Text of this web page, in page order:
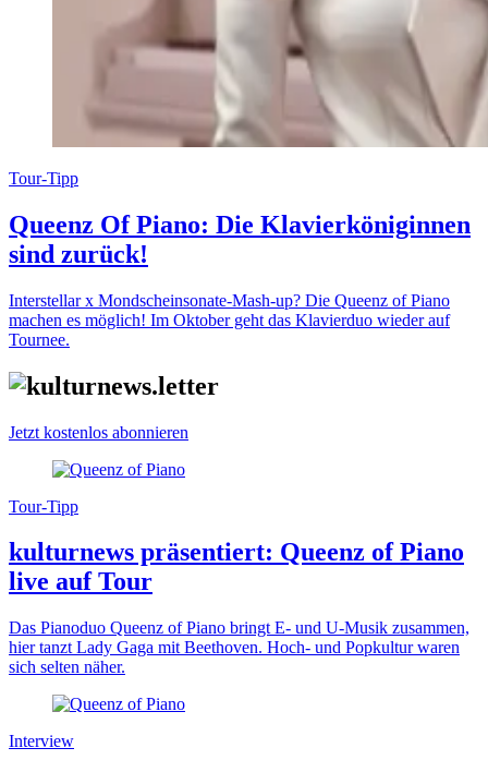
Tour-Tipp
Queenz Of Piano: Die Klavierköniginnen
sind zurück!
Interstellar x Mondscheinsonate-Mash-up? Die Queenz of Piano
machen es möglich! Im Oktober geht das Klavierduo wieder auf
Tournee.
Jetzt kostenlos abonnieren
Tour-Tipp
kulturnews präsentiert: Queenz of Piano
live auf Tour
Das Pianoduo Queenz of Piano bringt E- und U-Musik zusammen,
hier tanzt Lady Gaga mit Beethoven. Hoch- und Popkultur waren
sich selten näher.
Interview